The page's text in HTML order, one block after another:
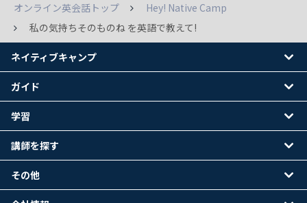
オンライン英会話トップ
Hey! Native Camp
私の気持ちそのものね を英語で教えて!
ネイティブキャンプ
ガイド
学習
講師を探す
その他